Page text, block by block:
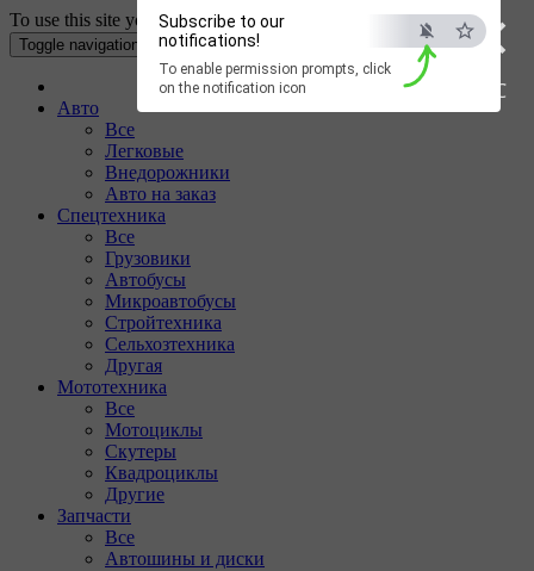
×
ESC
Subscribe to our
notifications!
To enable permission prompts, click
on the notification icon
To use this site your Internet browser must have Cookies enabled.
Toggle navigation
Авто
Все
Легковые
Внедорожники
Авто на заказ
Спецтехника
Все
Грузовики
Автобусы
Микроавтобусы
Стройтехника
Сельхозтехника
Другая
Мототехника
Все
Мотоциклы
Скутеры
Квадроциклы
Другие
Запчасти
Все
Автошины и диски